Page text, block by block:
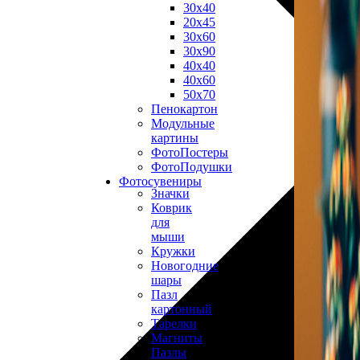
30х40
20х45
30х60
30х90
40х40
40х60
50х70
Пенокартон
Модульные
картины
ФотоПостеры
ФотоПодушки
Фотоcувениры
Значки
Коврик
для
мыши
Кружки
Новогодние
шары
Пазл
картонный
Тарелки
Магниты
Пазлы